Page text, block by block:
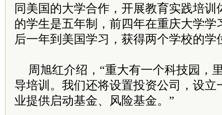
同美国的大学合作，开展教育实践培训
的学生是五年制，前四年在重庆大学学
后一年到美国学习，获得两个学校的学
周旭红介绍，“重大有一个科技园，
导培训。我们还将设置投资公司，设立
业提供启动基金、风险基金。”